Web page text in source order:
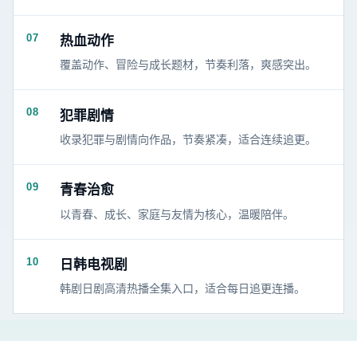
07 热血动作
覆盖动作、冒险与成长题材，节奏利落，爽感突出。
08 犯罪剧情
收录犯罪与剧情向作品，节奏紧凑，适合连续追更。
09 青春治愈
以青春、成长、家庭与友情为核心，温暖陪伴。
10 日韩电视剧
韩剧日剧高清热播全集入口，适合每日追更连播。